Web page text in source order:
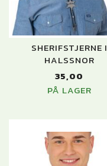
SHERIFSTJERNE I
HALSSNOR
35,00
PÅ LAGER